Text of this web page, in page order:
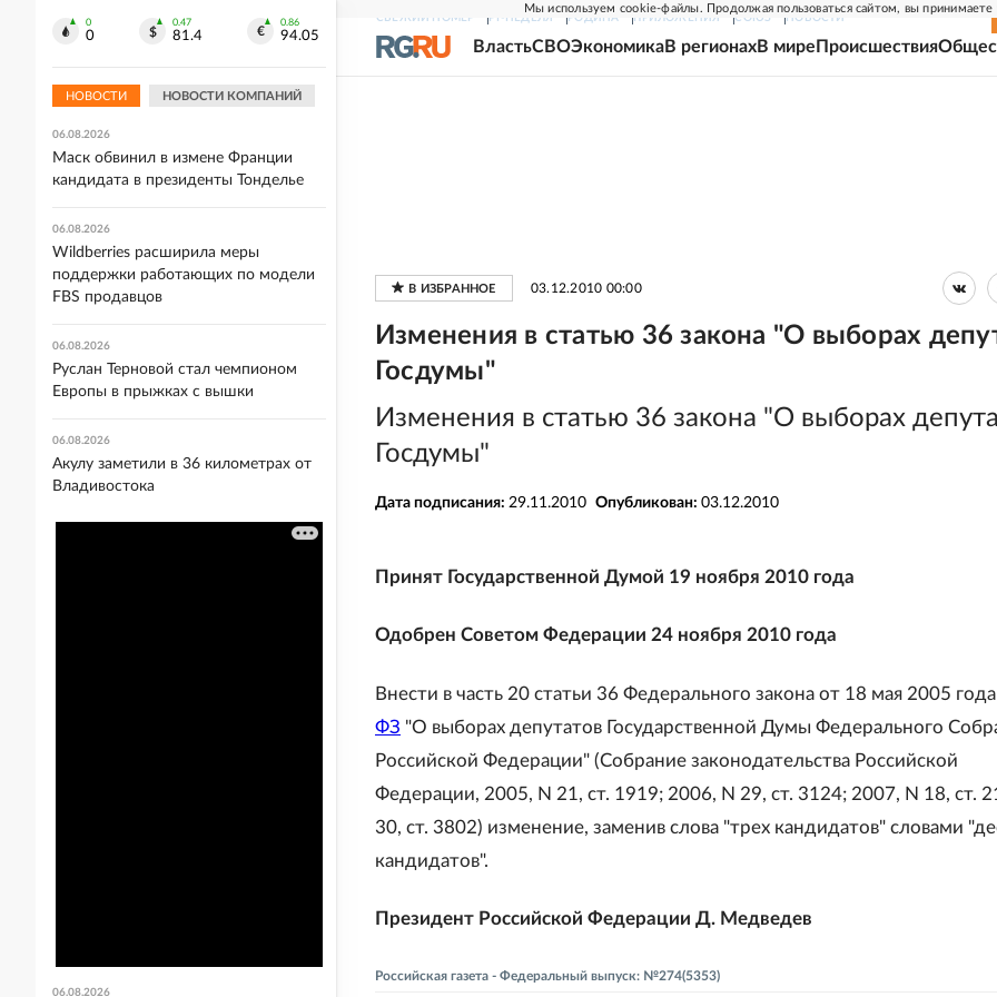
Мы используем cookie-файлы. Продолжая пользоваться сайтом, вы принимаете
СВЕЖИЙ НОМЕР РГ-НЕДЕЛЯ РОДИНА ПРИЛОЖЕНИЯ СОЮЗ НОВОСТИ
ВластьСВОЭкономикаВ регионахВ мире Происшествия
03.12.2010 00:00
Изменения в статью 36 закона "О выборах
Госдумы"
Изменения в статью 36 закона "О выборах
Госдумы"
Дата подписания: 29.11.2010 Опубликован: 03.12.2010
Принят Государственной Думой 19 ноября 2010 года
Одобрен Советом Федерации 24 ноября 2010 года
Внести в часть 20 статьи 36 Федерального закона от 18 мая 2005 года
ФЗ "О выборах депутатов Государственной Думы Федерального
Российской Федерации" (Собрание законодательства Российской
Федерации, 2005, N 21, ст. 1919; 2006, N 29, ст. 3124; 2007, N 18, ст.
30, ст. 3802) изменение, заменив слова "трех кандидатов" словами
кандидатов".
Президент Российской Федерации Д. Медведев
Российская газета - Федеральный выпуск: №274(5353)
0
0
0.47
81.4
0.86
94.05
НОВОСТИ НОВОСТИ КОМПАНИЙ
06.08.2026
WB начала размещать в личных
повреждении товаров
06.08.2026
Маск обвинил в измене Франции
кандидата в президенты Тонделье
06.08.2026
Wildberries расширила меры
поддержки работающих по модели
FBS продавцов
06.08.2026
Руслан Терновой стал чемпионом
Европы в прыжках с вышки
06.08.2026
Акулу заметили в 36 километрах от
Владивостока
06.08.2026